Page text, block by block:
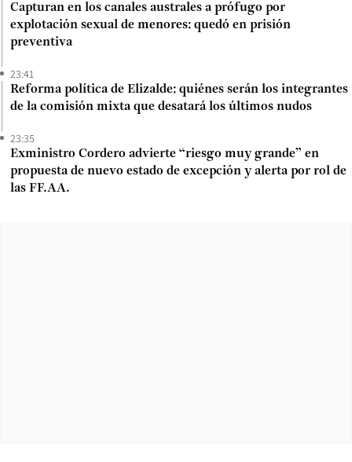
Capturan en los canales australes a prófugo por
explotación sexual de menores: quedó en prisión
preventiva
23:41
Reforma política de Elizalde: quiénes serán los integrantes
de la comisión mixta que desatará los últimos nudos
23:35
Exministro Cordero advierte “riesgo muy grande” en
propuesta de nuevo estado de excepción y alerta por rol de
las FF.AA.